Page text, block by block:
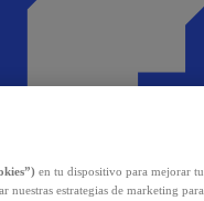
en tu dispositivo para mejorar tu
estrategias de marketing para